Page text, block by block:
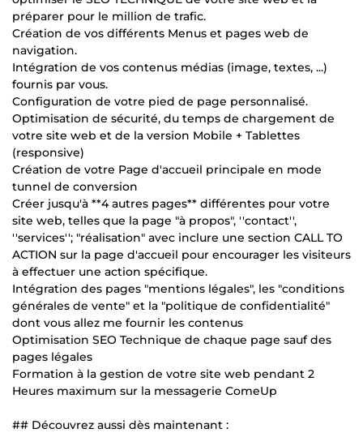
préparer pour le million de trafic.
Création de vos différents Menus et pages web de
navigation.
Intégration de vos contenus médias (image, textes, ...)
fournis par vous.
Configuration de votre pied de page personnalisé.
Optimisation de sécurité, du temps de chargement de
votre site web et de la version Mobile + Tablettes
(responsive)
Création de votre Page d'accueil principale en mode
tunnel de conversion
Créer jusqu'à **4 autres pages** différentes pour votre
site web, telles que la page "à propos", ''contact'',
''services''; "réalisation" avec inclure une section CALL TO
ACTION sur la page d'accueil pour encourager les visiteurs
à effectuer une action spécifique.
Intégration des pages "mentions légales", les "conditions
générales de vente" et la "politique de confidentialité"
dont vous allez me fournir les contenus
Optimisation SEO Technique de chaque page sauf des
pages légales
Formation à la gestion de votre site web pendant 2
Heures maximum sur la messagerie ComeUp
## Découvrez aussi dès maintenant :